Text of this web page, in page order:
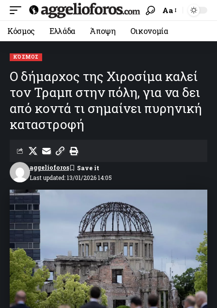
Aa
Κόσμος Ελλάδα Άποψη Οικονομία
ΚΌΣΜΟΣ
Ο δήμαρχος της Χιροσίμα καλεί
τον Τραμπ στην πόλη, για να δει
από κοντά τι σημαίνει πυρηνική
καταστροφή
Last updated: 13/01/2026 14:05
aggelioforos